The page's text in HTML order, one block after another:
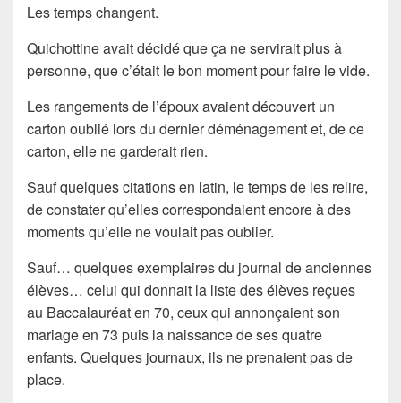
Les temps changent.
Quichottine avait décidé que ça ne servirait plus à
personne, que c’était le bon moment pour faire le vide.
Les rangements de l’époux avaient découvert un
carton oublié lors du dernier déménagement et, de ce
carton, elle ne garderait rien.
Sauf quelques citations en latin, le temps de les relire,
de constater qu’elles correspondaient encore à des
moments qu’elle ne voulait pas oublier.
Sauf… quelques exemplaires du journal de anciennes
élèves… celui qui donnait la liste des élèves reçues
au Baccalauréat en 70, ceux qui annonçaient son
mariage en 73 puis la naissance de ses quatre
enfants. Quelques journaux, ils ne prenaient pas de
place.